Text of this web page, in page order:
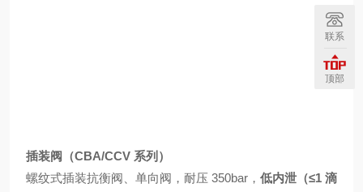
插装阀（CBA/CCV 系列）
螺纹式插装抗衡阀、单向阀，耐压 350bar， 低内泄（≤1 滴
联系
顶部